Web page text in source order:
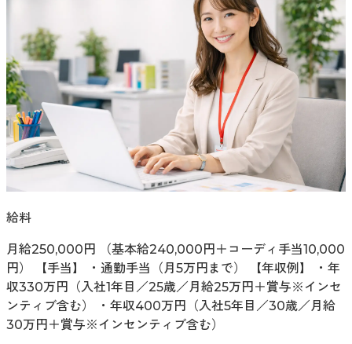
給料
月給250,000円 （基本給240,000円＋コーディ手当10,000
円） 【手当】 ・通勤手当（月5万円まで） 【年収例】 ・年
収330万円（入社1年目／25歳／月給25万円＋賞与※インセ
ンティブ含む） ・年収400万円（入社5年目／30歳／月給
30万円＋賞与※インセンティブ含む）